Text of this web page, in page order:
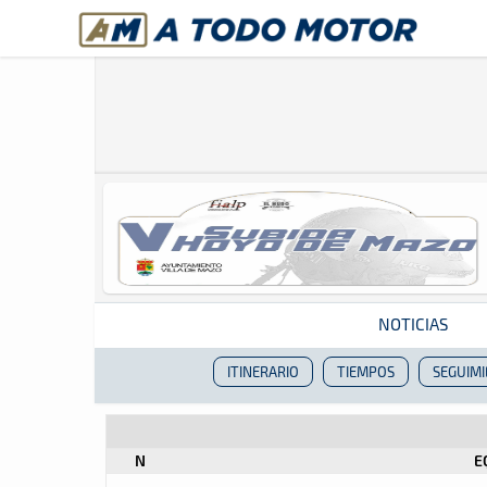
A Todo Motor· Revista del motor desde 1999
Revista del motor desde 1999
NOTICIAS
ITINERARIO TIEMPOS
N